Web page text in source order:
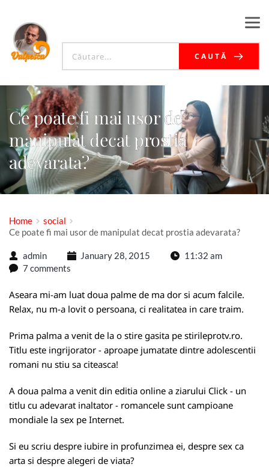
CAUTĂ
Ce poate fi mai usor de
manipulat decat prostia
adevarata?
Home
social
Ce poate fi mai usor de manipulat decat prostia adevarata?
admin January 28, 2015
11:32 am
7 comments
Aseara mi-am luat doua palme de ma dor si acum falcile.
Relax, nu m-a lovit o persoana, ci realitatea in care traim.
Prima palma a venit de la o stire gasita pe stirileprotv.ro.
Titlu este ingrijorator - aproape jumatate dintre adolescentii
romani nu stiu sa citeasca!
A doua palma a venit din editia online a ziarului Click - un
titlu cu adevarat inaltator - romancele sunt campioane
mondiale la sex pe Internet.
Si eu scriu despre iubire in profunzimea ei, despre sex ca
arta si despre alegeri de viata?